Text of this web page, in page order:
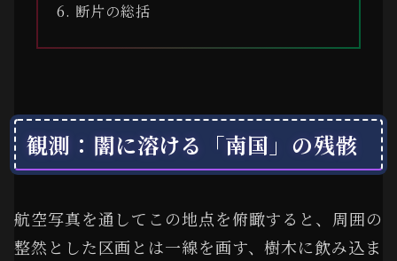
断片の総括
観測：闇に溶ける「南国」の残骸
航空写真を通してこの地点を俯瞰すると、周囲の
整然とした区画とは一線を画す、樹木に飲み込ま